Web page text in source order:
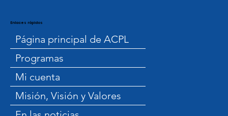
Enlaces rápidos
Página principal de ACPL
Programas
Mi cuenta
Misión, Visión y Valores